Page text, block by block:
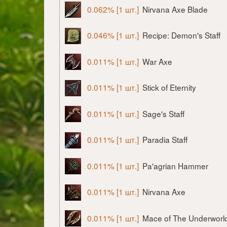
0.062% [1 шт.] Nirvana Axe Blade
0.046% [1 шт.] Recipe: Demon's Staff
0.011% [1 шт.] War Axe
0.011% [1 шт.] Stick of Eternity
0.011% [1 шт.] Sage's Staff
0.011% [1 шт.] Paradia Staff
0.011% [1 шт.] Pa'agrian Hammer
0.011% [1 шт.] Nirvana Axe
0.011% [1 шт.] Mace of The